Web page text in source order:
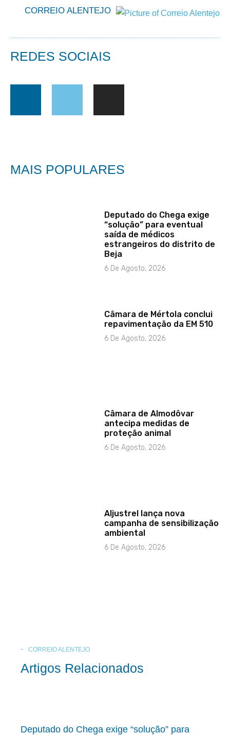
CORREIO ALENTEJO
REDES SOCIAIS
MAIS POPULARES
Deputado do Chega exige
“solução” para eventual
saída de médicos
estrangeiros do distrito de
Beja
6 De Agosto, 2026
Câmara de Mértola conclui
repavimentação da EM 510
6 De Agosto, 2026
Câmara de Almodôvar
antecipa medidas de
proteção animal
6 De Agosto, 2026
Aljustrel lança nova
campanha de sensibilização
ambiental
6 De Agosto, 2026
CORREIO ALENTEJO
Artigos Relacionados
Deputado do Chega exige “solução” para